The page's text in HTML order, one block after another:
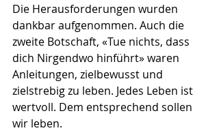
Die Herausforderungen wurden
dankbar aufgenommen. Auch die
zweite Botschaft, «Tue nichts, dass
dich Nirgendwo hinführt» waren
Anleitungen, zielbewusst und
zielstrebig zu leben. Jedes Leben ist
wertvoll. Dem entsprechend sollen
wir leben.